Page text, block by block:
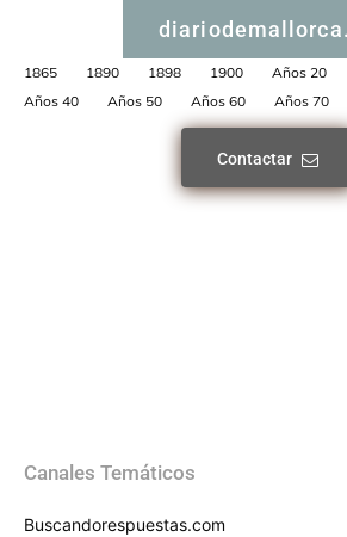
1865 1890 1898 1900 Años 20
Años 40
Años 50 Años 60 Años 70
Contactar
Canales Temáticos
Buscandorespuestas.com